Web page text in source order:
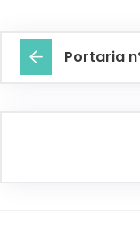
Portaria